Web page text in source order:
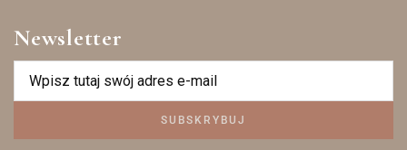
Newsletter
SUBSKRYBUJ